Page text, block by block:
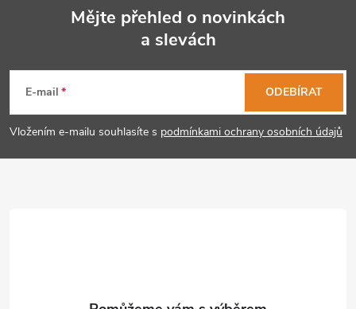
p
Mějte přehled o novinkách
a slevách
E-mail
Vložením e-mailu souhlasíte s podmínkami ochrany osobních údajů
ODEBÍRAT